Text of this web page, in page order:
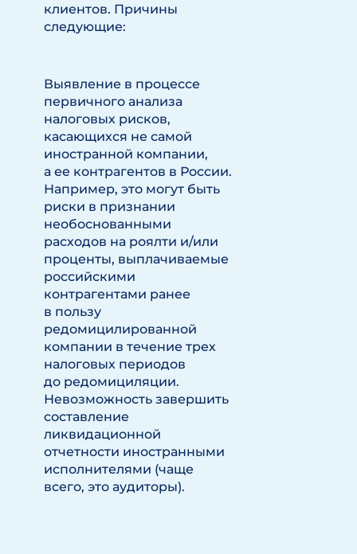
клиентов. Причины
следующие:
Выявление в процессе
первичного анализа
налоговых рисков,
касающихся не самой
иностранной компании,
а ее контрагентов в России.
Например, это могут быть
риски в признании
необоснованными
расходов на роялти и/или
проценты, выплачиваемые
российскими
контрагентами ранее
в пользу
редомицилированной
компании в течение трех
налоговых периодов
до редомициляции.
Невозможность завершить
составление
ликвидационной
отчетности иностранными
исполнителями (чаще
всего, это аудиторы).